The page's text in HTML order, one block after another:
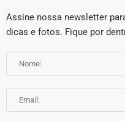
Assine nossa newsletter
dicas e fotos. Fique por